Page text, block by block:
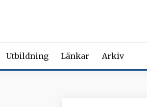
Utbildning Länkar Arkiv